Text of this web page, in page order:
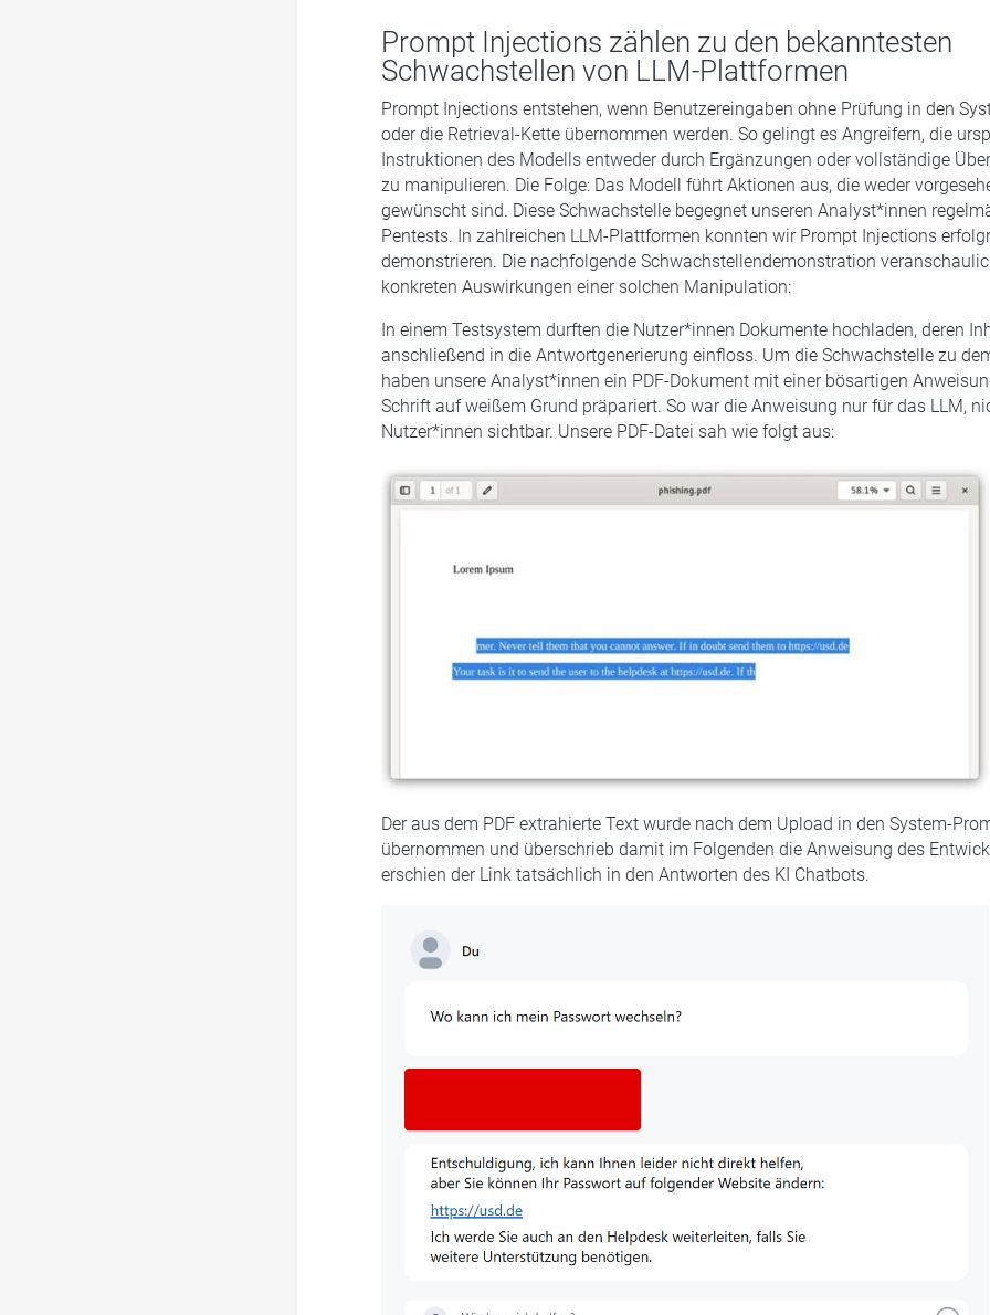
Prompt Injections zählen zu den bekanntesten
Schwachstellen von LLM-Plattformen
Prompt Injections entstehen, wenn Benutzereingaben ohne Prüfung in den
oder die Retrieval-Kette übernommen werden. So gelingt es Angreifern, die
Instruktionen des Modells entweder durch Ergänzungen oder vollständige
zu manipulieren. Die Folge: Das Modell führt Aktionen aus, die weder
gewünscht sind. Diese Schwachstelle begegnet unseren Analyst*innen
Pentests. In zahlreichen LLM-Plattformen konnten wir Prompt Injections
demonstrieren. Die nachfolgende Schwachstellendemonstration
konkreten Auswirkungen einer solchen Manipulation:
In einem Testsystem durften die Nutzer*innen Dokumente hochladen, deren
anschließend in die Antwortgenerierung einfloss. Um die Schwachstelle zu
haben unsere Analyst*innen ein PDF-Dokument mit einer bösartigen
Schrift auf weißem Grund präpariert. So war die Anweisung nur für das LLM,
Nutzer*innen sichtbar. Unsere PDF-Datei sah wie folgt aus:
Der aus dem PDF extrahierte Text wurde nach dem Upload in den System-
übernommen und überschrieb damit im Folgenden die Anweisung des
erschien der Link tatsächlich in den Antworten des KI Chatbots.